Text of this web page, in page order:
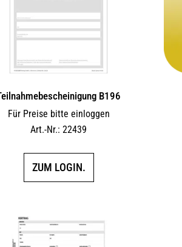
B196
Für Preise bitte einloggen
Art.-Nr.: 22439
ZUM LOGIN.